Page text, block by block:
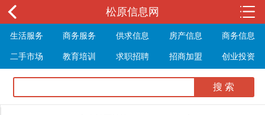
松原信息网
生活服务 商务服务 供求信息 房产信息 商务信息
二手市场 教育培训 求职招聘 招商加盟 创业投资
展会信息 旅游信息 休闲娱乐 体育健身 最新资讯
最新推文